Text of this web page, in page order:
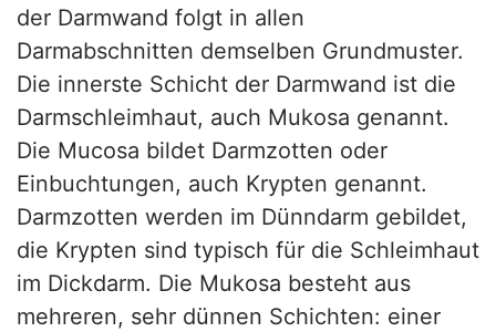
der Darmwand folgt in allen
Darmabschnitten demselben Grundmuster.
Die innerste Schicht der Darmwand ist die
Darmschleimhaut, auch Mukosa genannt.
Die Mucosa bildet Darmzotten oder
Einbuchtungen, auch Krypten genannt.
Darmzotten werden im Dünndarm gebildet,
die Krypten sind typisch für die Schleimhaut
im Dickdarm. Die Mukosa besteht aus
mehreren, sehr dünnen Schichten: einer